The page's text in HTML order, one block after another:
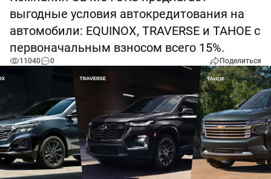
выгодные условия автокредитования на
автомобили: EQUINOX, TRAVERSE и TAHOE с
первоначальным взносом всего 15%.
11040 0 Поделиться